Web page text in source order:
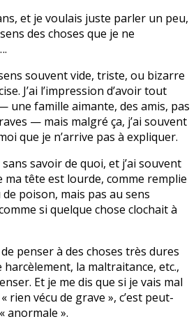
et je voulais juste parler un peu,
des choses que je ne
souvent vide, triste, ou bizarre
J’ai l’impression d’avoir tout
une famille aimante, des amis, pas
— mais malgré ça, j’ai souvent
que je n’arrive pas à expliquer.
savoir de quoi, et j’ai souvent
ma tête est lourde, comme remplie
poison, mais pas au sens
si quelque chose clochait à
penser à des choses très dures
harcèlement, la maltraitance, etc.,
Et je me dis que si je vais mal
rien vécu de grave », c’est peut-
anormale ».